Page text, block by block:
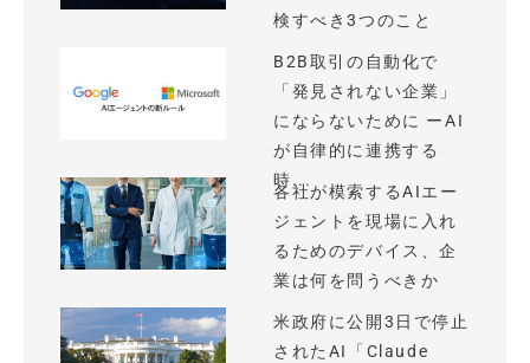
検すべき3つのこと
B2B取引の自動化で
「発見されない企業」
にならないために ーAI
が自律的に連携する
時...
各社が模索するAIエー
ジェントを現場に入れ
るためのデバイス、企
業は何を問うべきか
米政府に公開3日で停止
されたAI「Claude